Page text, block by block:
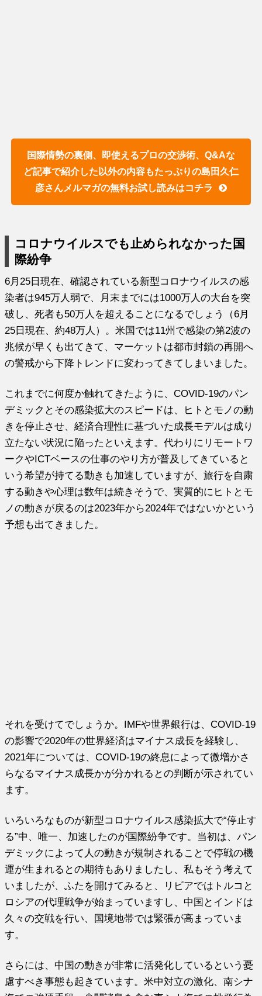
国際情勢の裏側、即使えるプロの交渉術、Q&Aな
ど記事で紹介した以外の内容もたっぷりの島田久仁
彦さんメルマガの無料お試し読みはコチラ
コロナウイルスでも止められなかった国
際紛争
6月25日現在、確認されている新型コロナウイルスの感
染者は945万人弱で、月末までには1000万人の大台を突
破し、死者も50万人を超えることになるでしょう（6月
25日現在、約48万人）。米国では11州で感染の第2波の
兆候が早くも出てきて、マーケットは都市封鎖の再開へ
の警戒から下降トレンドに変わってきてしまいました。
これまでに何度か触れてきたように、COVID-19のパン
デミックとその感染拡大のスピードは、ヒトとモノの動
きを停止させ、経済合理性に基づいた成長モデルは成り
立たない状況に陥ったといえます。代わりにリモートワ
ークやICTベースの仕事のやり方が普及してきていると
いう希望が持てる動きも加速していますが、旅行を自粛
する動きや心理は数年は続きそうで、実質的にヒトとモ
ノの動きが戻るのは2023年から2024年ではないかという
予想も出てきました。
それを受けてでしょうか。IMFや世界銀行は、COVID-19
の影響で2020年の世界経済はマイナス成長を経験し、
2021年については、COVID-19の終息によって微増かさ
らなるマイナス成長かが分かれるとの判断が示されてい
ます。
いろいろなものが新型コロナウイルス感染拡大で“停止す
る”中、唯一、加速したのが国際紛争です。当初は、パン
デミックによって人の動きが規制されることで停戦の機
運が生まれるとの期待もありましたし、私もそう考えて
いましたが、ふたを開けてみると、リビアではトルコと
ロシアの代理戦争が始まっていますし、中国とインドは
久々の交戦を行い、国境地帯では緊張が高まっていま
す。
さらには、中国の動きが非常に活発化しているという憂
慮すべき事態も起きています。米中対立の激化、南シナ